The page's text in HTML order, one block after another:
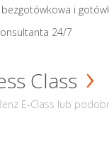
bezgotówkowa i
24/7
Class
E-Class lub